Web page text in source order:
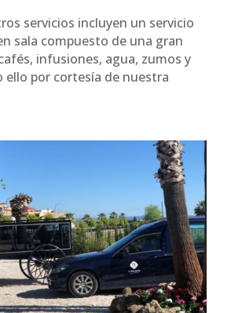
servicios incluyen un servicio
sala compuesto de una gran
infusiones, agua, zumos y
ello por cortesía de nuestra